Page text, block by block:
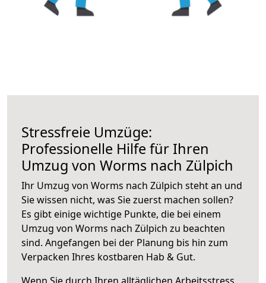
Stressfreie Umzüge:
Professionelle Hilfe für Ihren
Umzug von Worms nach Zülpich
Ihr Umzug von Worms nach Zülpich steht an und
Sie wissen nicht, was Sie zuerst machen sollen?
Es gibt einige wichtige Punkte, die bei einem
Umzug von Worms nach Zülpich zu beachten
sind. Angefangen bei der Planung bis hin zum
Verpacken Ihres kostbaren Hab & Gut.